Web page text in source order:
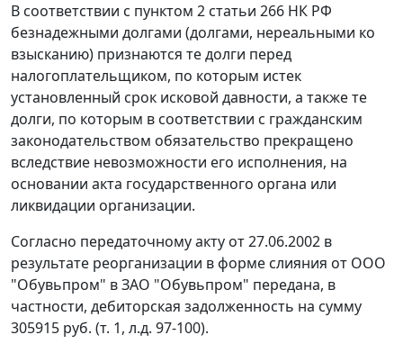
В соответствии с пунктом 2 статьи 266 НК РФ
безнадежными долгами (долгами, нереальными ко
взысканию) признаются те долги перед
налогоплательщиком, по которым истек
установленный срок исковой давности, а также те
долги, по которым в соответствии с гражданским
законодательством обязательство прекращено
вследствие невозможности его исполнения, на
основании акта государственного органа или
ликвидации организации.
Согласно передаточному акту от 27.06.2002 в
результате реорганизации в форме слияния от ООО
"Обувьпром" в ЗАО "Обувьпром" передана, в
частности, дебиторская задолженность на сумму
305915 руб. (т. 1, л.д. 97-100).